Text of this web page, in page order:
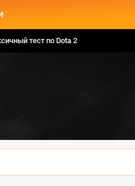
тест по Dota 2